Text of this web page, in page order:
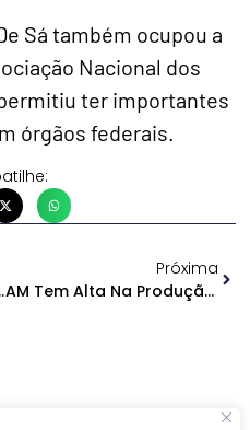
Sá também ocupou a
Nacional dos
ter importantes
órgãos federais.
Social De Água
Próxima
AM Tem Alta Na Produção Industrial, Segundo IBGE